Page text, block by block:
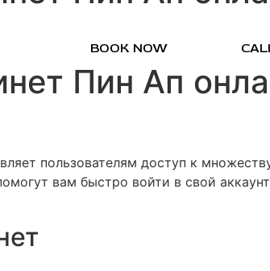
BOOK NOW
Пин Ап
пользователям доступ к
вам быстро войти в свой